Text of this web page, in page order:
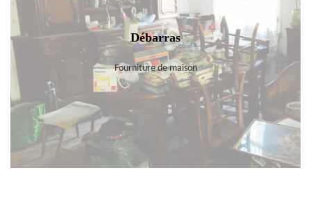
Débarras
Fourniture de maison